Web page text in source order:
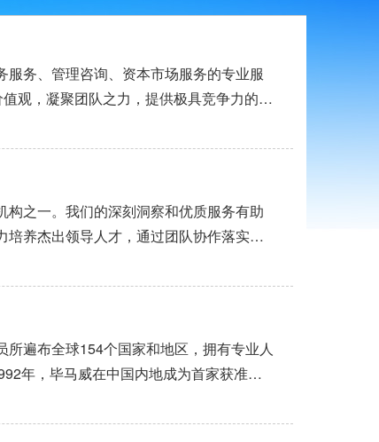
务、管理咨询、资本市场服务的专业服
观，凝聚团队之力，提供极具竞争力的专
之一。我们的深刻洞察和优质服务有助
养杰出领导人才，通过团队协作落实我
...
遍布全球154个国家和地区，拥有专业人
年，毕马威在中国内地成为首家获准合
早在1945年...